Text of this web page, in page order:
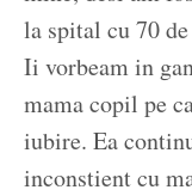
la spital cu 70
Ii vorbeam in
mama copil pe
iubire. Ea
inconstient cu